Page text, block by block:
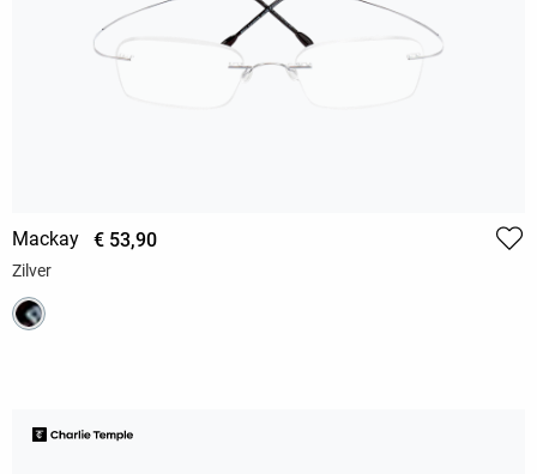
Mackay € 53,90
Zilver